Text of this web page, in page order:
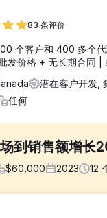
83 条评价
个客户和 400 多个
发价格 + 无长期合同 |
潜在客户开发,
任何
到销售额增长
$60,000 2023 12